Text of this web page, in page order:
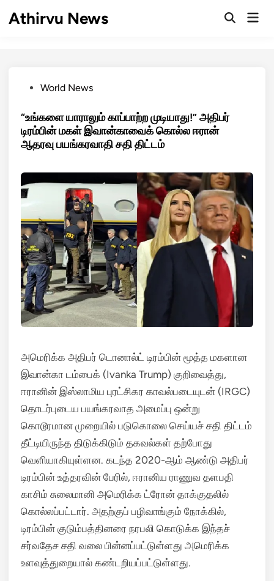
Athirvu News
OpenMain
PostedWorld News
“உங்களை யாராலும் காப்பாற்ற முடியாது!” அதிபர்
டிரம்பின் மகள் இவான்காவைக் கொல்ல ஈரான்
ஆதரவு பயங்கரவாதி சதி திட்டம்
அமெரிக்க அதிபர் டொனால்ட் டிரம்பின் மூத்த மகளான
இவான்கா டம்பைக் (Ivanka Trump) குறிவைத்து,
ஈரானின் இஸ்லாமிய புரட்சிகர காவல்படையுடன் (IRGC)
தொடர்புடைய பயங்கரவாத அமைப்பு ஒன்று
கொடூரமான முறையில் படுகொலை செய்யச் சதி திட்டம்
தீட்டியிருந்த திடுக்கிடும் தகவல்கள் தற்போது
வெளியாகியுள்ளன. கடந்த 2020-ஆம் ஆண்டு அதிபர்
டிரம்பின் உத்தரவின் பேரில், ஈரானிய ராணுவ தளபதி
காசிம் சுலைமானி அமெரிக்க ட்ரோன் தாக்குதலில்
கொல்லப்பட்டார். அதற்குப் பழிவாங்கும் நோக்கில்,
டிரம்பின் குடும்பத்தினரை நரபலி கொடுக்க இந்தச்
சர்வதேச சதி வலை பின்னப்பட்டுள்ளது அமெரிக்க
உளவுத்துறையால் கண்டறியப்பட்டுள்ளது.